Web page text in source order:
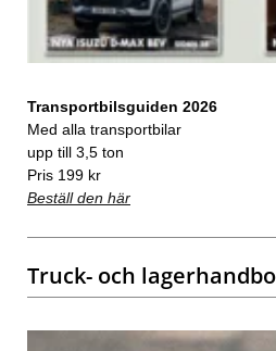
Transportbilsguiden 2026
Med alla transportbilar
upp till 3,5 ton
Pris 199 kr
Beställ den här
Truck- och